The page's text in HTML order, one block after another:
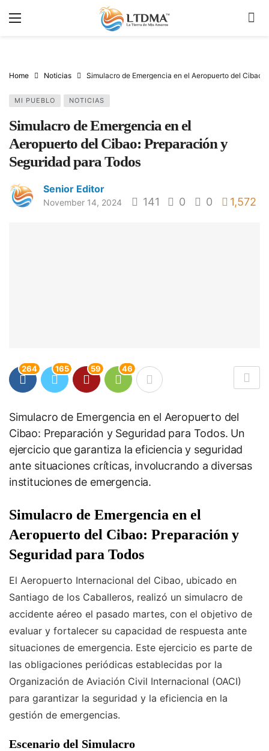
Home Noticias Simulacro de Emergencia en el Aeropuerto del Cibao:
MI PUEBLO NOTICIAS
Simulacro de Emergencia en el
Aeropuerto del Cibao: Preparación y
Seguridad para Todos
Senior Editor
November 14, 2024 141 0 0 1,572
264 165 59 46
Simulacro de Emergencia en el Aeropuerto del
Cibao: Preparación y Seguridad para Todos. Un
ejercicio que garantiza la eficiencia y seguridad
ante situaciones críticas, involucrando a diversas
instituciones de emergencia.
Simulacro de Emergencia en el
Aeropuerto del Cibao: Preparación y
Seguridad para Todos
El Aeropuerto Internacional del Cibao, ubicado en
Santiago de los Caballeros, realizó un simulacro de
accidente aéreo el pasado martes, con el objetivo de
evaluar y fortalecer su capacidad de respuesta ante
situaciones de emergencia. Este ejercicio es parte de
las obligaciones periódicas establecidas por la
Organización de Aviación Civil Internacional (OACI)
para garantizar la seguridad y la eficiencia en la
gestión de emergencias.
Escenario del Simulacro